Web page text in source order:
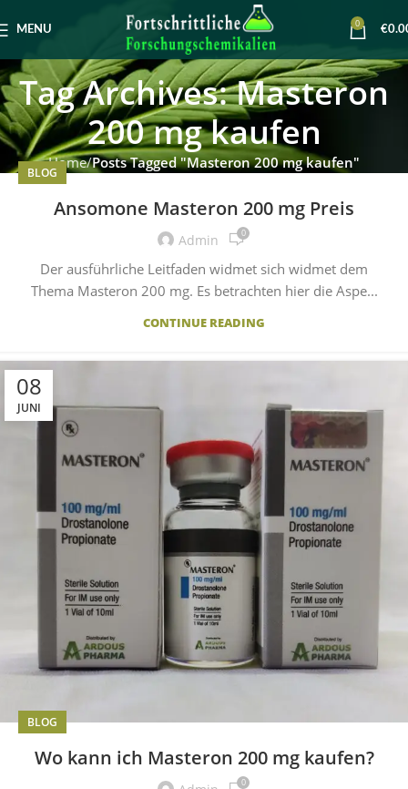
MENU
0
€
Tag Archives: Masteron
200 mg kaufen
Home Posts Tagged "Masteron 200 mg kaufen"
BLOG
Ansomone Masteron 200 mg Preis
Admin 0
Der ausführliche Leitfaden widmet sich widmet dem
Thema Masteron 200 mg. Es betrachten hier die Aspe...
CONTINUE READING
08
JUNI
BLOG
Wo kann ich Masteron 200 mg kaufen?
0